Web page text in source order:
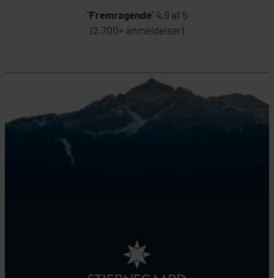
"Fremragende" 4,9 af 5
(2.700+ anmeldelser)